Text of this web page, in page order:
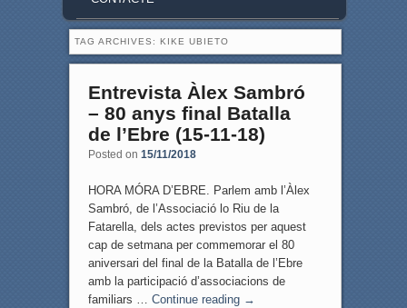
TAG ARCHIVES: KIKE UBIETO
Entrevista Àlex Sambró
– 80 anys final Batalla
de l’Ebre (15-11-18)
Posted on 15/11/2018
HORA MÓRA D’EBRE. Parlem amb l’Àlex
Sambró, de l’Associació lo Riu de la
Fatarella, dels actes previstos per aquest
cap de setmana per commemorar el 80
aniversari del final de la Batalla de l’Ebre
amb la participació d’associacions de
familiars … Continue reading →